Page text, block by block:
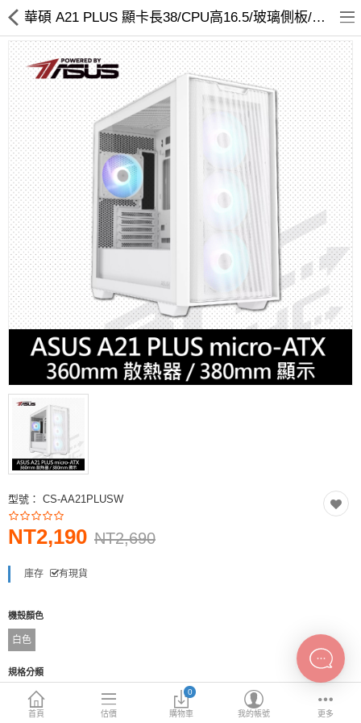
客訂商品
筆電
超值DIY主機
迷你PC專區
華碩品牌桌上型組裝機
處理器
記憶體
INTEL主機板
AMD主機板
2.5 SSD
M.2 SSD
內接式硬碟
外接隨身碟
More Categories
首頁 估價
0
購物車 我的帳號 更多
華碩 A21 PLUS 顯卡長38/CPU高16.5/玻璃側板/支援背插式主板 (白)
型號： CS-AA21PLUSW
NT2,190 NT2,690
庫存 有現貨
機殼顏色
白色
規格分類
支援Type-C 支援mATX 可由主機板控光關